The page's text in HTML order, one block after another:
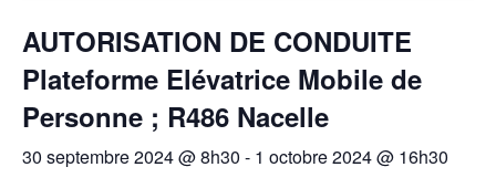
AUTORISATION DE CONDUITE
Plateforme Elévatrice Mobile de
Personne ; R486 Nacelle
30 septembre 2024 @ 8h30 - 1 octobre 2024 @ 16h30